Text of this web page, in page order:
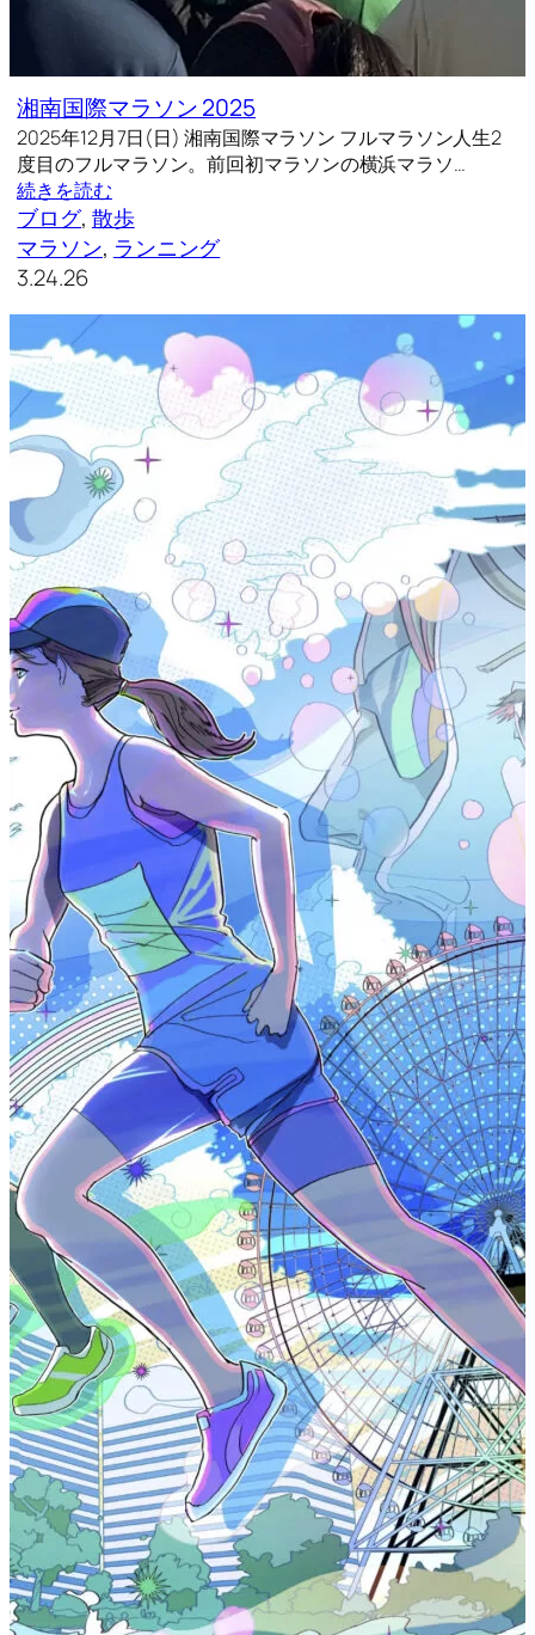
湘南国際マラソン 2025
2025年12月7日(日) 湘南国際マラソン フルマラソン人生2
度目のフルマラソン。前回初マラソンの横浜マラソ…
続きを読む
ブログ, 散歩
マラソン, ランニング
3.24.26